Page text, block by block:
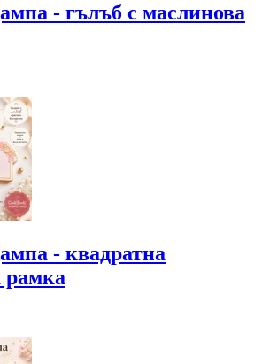
- гълъб с маслинова
- квадратна
рамка